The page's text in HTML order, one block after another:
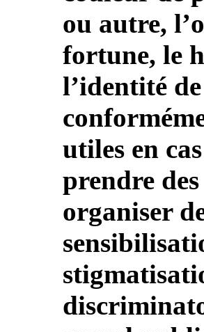
ou autre,
fortune, le
l’identité
utiles en
prendre
organiser